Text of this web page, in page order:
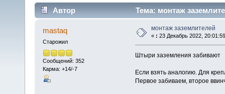
Автор Тема: монтаж
mastaq
Старожил
Сообщений: 352
Карма: +14/-7
монтаж заземлителей
« : 23 Декабрь 2022,
Штыри заземления забивают
Если взять аналогию. Для
Первое забиваем, второе